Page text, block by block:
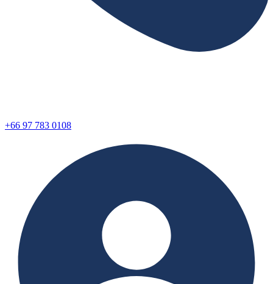
+66 97 783 0108